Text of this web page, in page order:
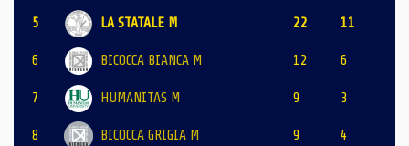
5 LA STATALE M 22 11
6 BICOCCA BIANCA M 12 6
7 HUMANITAS M 9 3
8 BICOCCA GRIGIA M 9 4